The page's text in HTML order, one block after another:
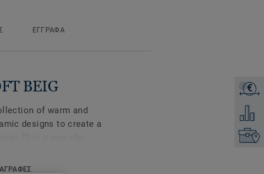
€
ΕΓΓΡΑΦΑ
BEIG
of warm and
designs to create a